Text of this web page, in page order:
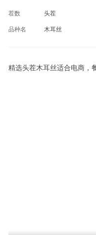
茬数 头茬
品种名 木耳丝
精选头茬木耳丝适合电商，